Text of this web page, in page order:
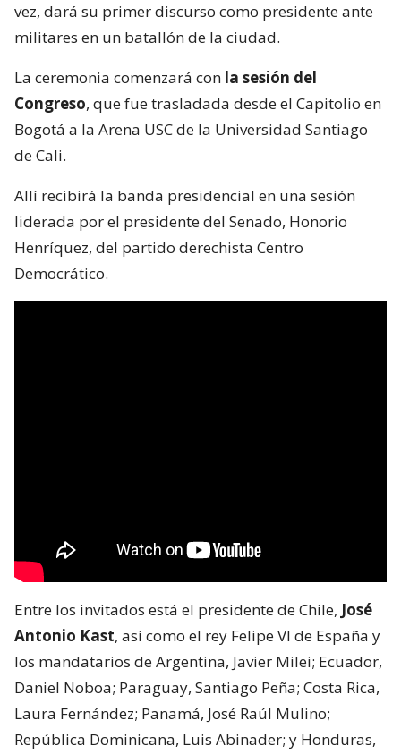
vez, dará su primer discurso como presidente ante
militares en un batallón de la ciudad.
La ceremonia comenzará con la sesión del
Congreso, que fue trasladada desde el Capitolio en
Bogotá a la Arena USC de la Universidad Santiago
de Cali.
Allí recibirá la banda presidencial en una sesión
liderada por el presidente del Senado, Honorio
Henríquez, del partido derechista Centro
Democrático.
Entre los invitados está el presidente de Chile, José
Antonio Kast, así como el rey Felipe VI de España y
los mandatarios de Argentina, Javier Milei; Ecuador,
Daniel Noboa; Paraguay, Santiago Peña; Costa Rica,
Laura Fernández; Panamá, José Raúl Mulino;
República Dominicana, Luis Abinader; y Honduras,